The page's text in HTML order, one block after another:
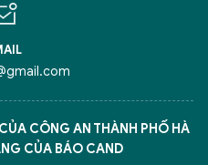
CÔNG AN THÀNH PHỐ HÀ
CỦA BÁO CAND